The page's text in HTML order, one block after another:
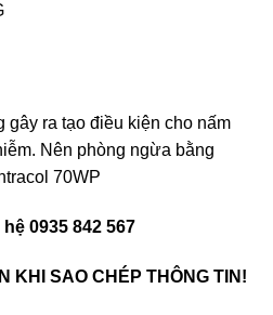
gây ra tạo điều kiện cho nấm
Nên phòng ngừa bằng
70WP
0935 842 567
KHI SAO CHÉP THÔNG TIN!